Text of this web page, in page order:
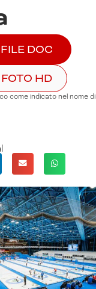
DOC
HD
come indicato nel nome